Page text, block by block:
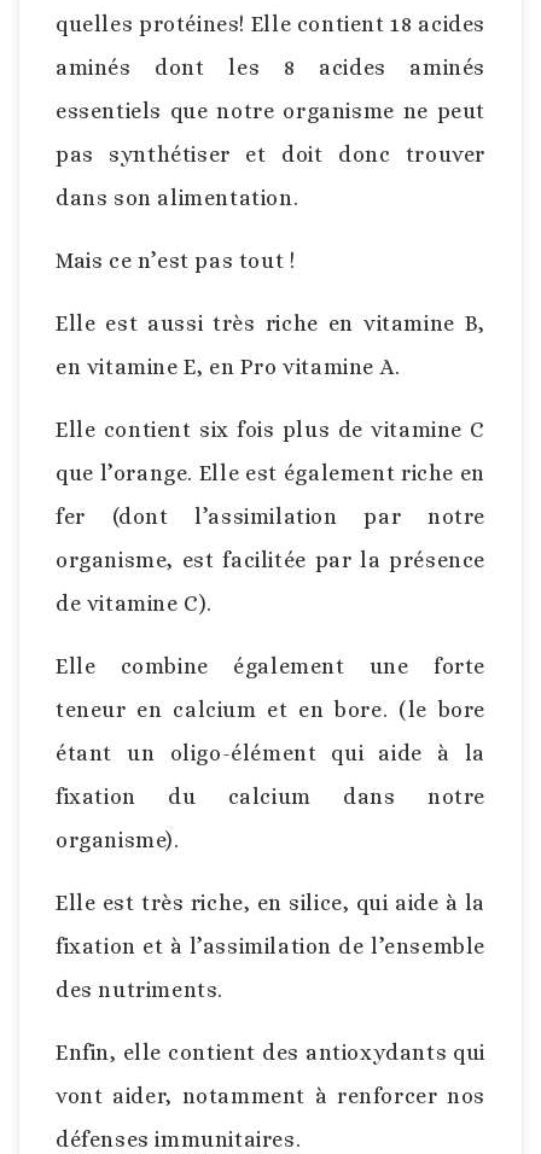
quelles protéines! Elle contient 18 acides
aminés dont les 8 acides aminés
essentiels que notre organisme ne peut
pas synthétiser et doit donc trouver
dans son alimentation.
Mais ce n’est pas tout !
Elle est aussi très riche en vitamine B,
en vitamine E, en Pro vitamine A.
Elle contient six fois plus de vitamine C
que l’orange. Elle est également riche en
fer (dont l’assimilation par notre
organisme, est facilitée par la présence
de vitamine C).
Elle combine également une forte
teneur en calcium et en bore. (le bore
étant un oligo-élément qui aide à la
fixation du calcium dans notre
organisme).
Elle est très riche, en silice, qui aide à la
fixation et à l’assimilation de l’ensemble
des nutriments.
Enfin, elle contient des antioxydants qui
vont aider, notamment à renforcer nos
défenses immunitaires.